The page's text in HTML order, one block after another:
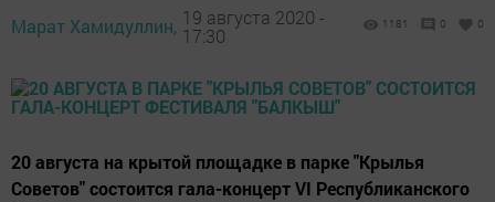
Марат Хамидуллин, 19 августа 2020 -
17:30
1181 0 0
20 августа на крытой площадке в парке "Крылья
Советов" состоится гала-концерт VI Республиканского